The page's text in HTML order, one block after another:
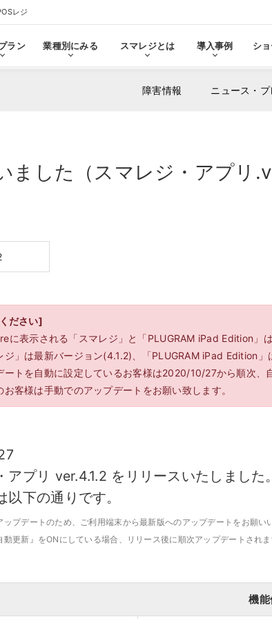
レジ
拡張機能・
サポート機能
複数店舗
本部管理
受注管理
PL 管理
ラン
リテールビジネス
業種別にみる
イベント・催事で使う 官公庁
スマレジとは
とは
安心・安全のサービス保証 アフタ
導入事例
イベント・催事
百貨店・シ
ル
シ
福岡ショールーム 沖縄ショールー
障害情報 ニュース・プ
ました（スマレジ・アプリ
ださい]
に表示される「スマレジ」と「PLUGRAM iPad Edition」
ジ」は最新バージョン(4.1.2)、「PLUGRAM iPad Edition
ートを自動に設定しているお客様は2020/10/27から順次、
お客様は手動でのアップデートをお願い致します。
アプリ ver.4.1.2 をリリースいたしました。
以下の通りです。
ップデートのため、ご利用端末から最新版へのアップデートをお願い
動更新』をONにしている場合、リリース後に順次アップデートされ
機